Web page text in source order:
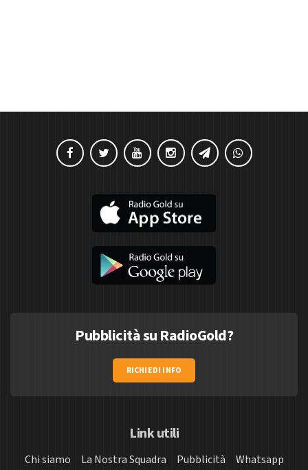
Pubblicità su RadioGold?
RICHIEDI INFO
Link utili
Chi siamo La Nostra Squadra Pubblicità
Whatsapp